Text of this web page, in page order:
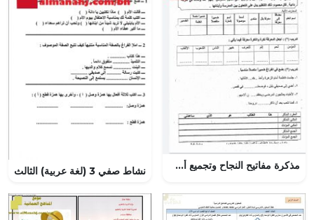
مذكرة مفاتيح النجاح وتجميع أسئلة وإجابات امتحانات سابقة (لغة عربية) السابع نشاط صفي 3 (لغة عربية) الثالث